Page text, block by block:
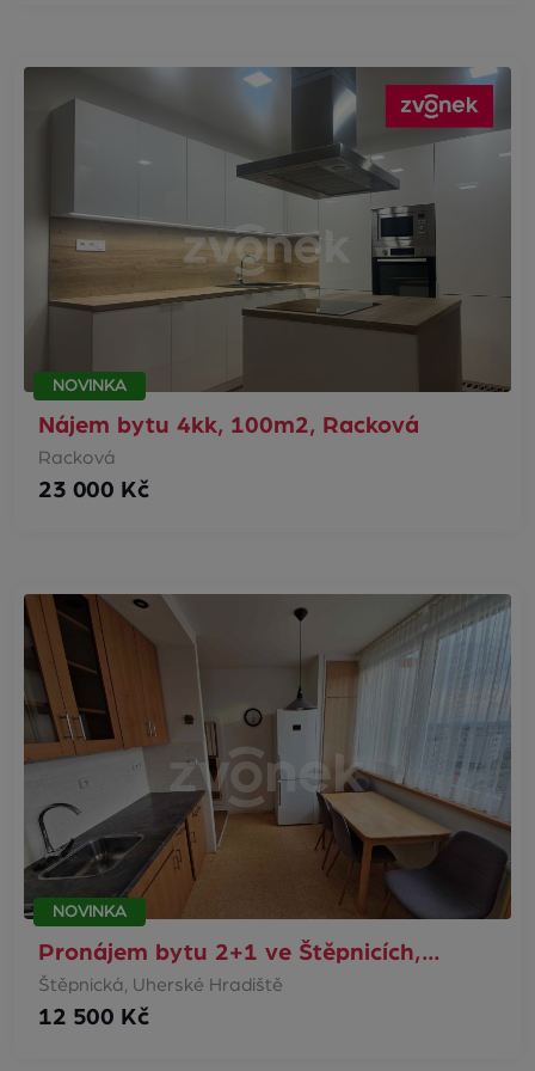
NOVINKA
Nájem bytu 4kk, 100m2, Racková
Racková
23 000 Kč
NOVINKA
Pronájem bytu 2+1 ve Štěpnicích,…
Štěpnická, Uherské Hradiště
12 500 Kč